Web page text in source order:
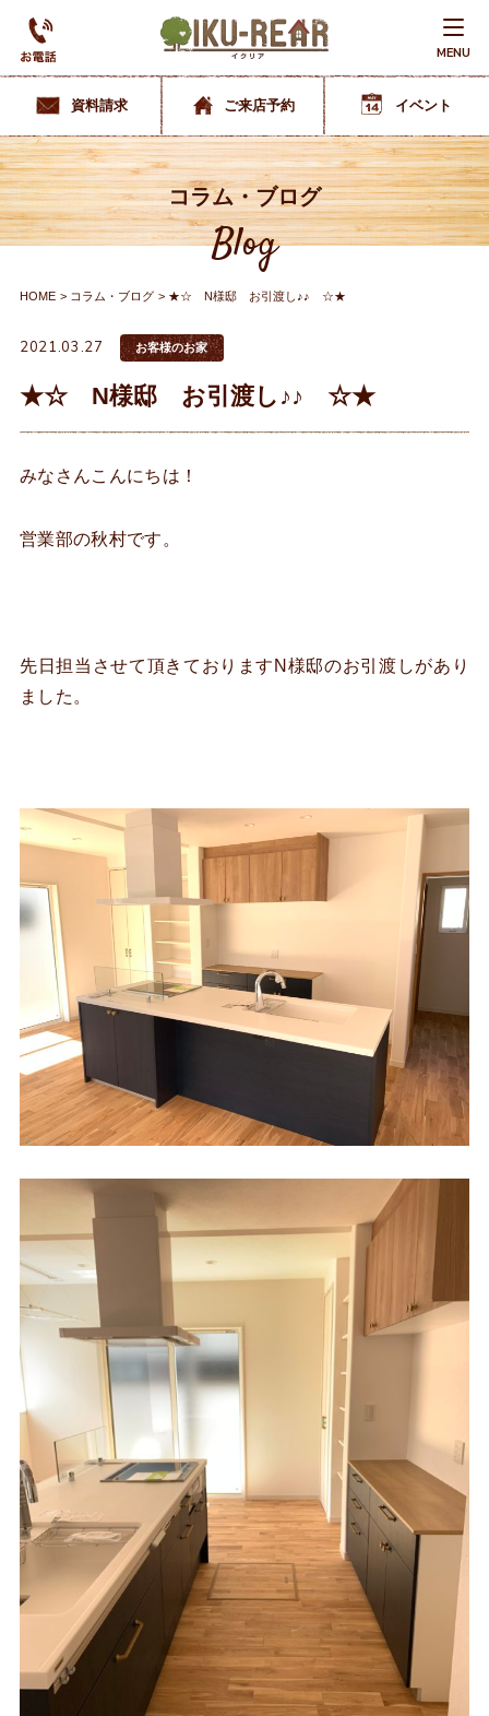
MENU
資料請求 ご来店予約 イベント
コラム・ブログ
Blog
HOME コラム・ブログ ★☆ N様邸 お引渡し♪♪ ☆★
2021.03.27 お客様のお家
★☆ N様邸 お引渡し♪♪ ☆★
みなさんこんにちは！
営業部の秋村です。
先日担当させて頂きておりますN様邸のお引渡しがあり
ました。